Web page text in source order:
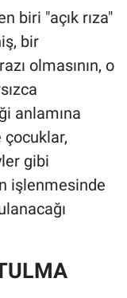
biri "açık rıza"
bir
olmasının, o
anlamına
çocuklar,
gibi
işlenmesinde